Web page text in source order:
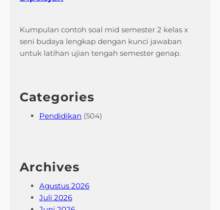
Kumpulan contoh soal mid semester 2 kelas x
seni budaya lengkap dengan kunci jawaban
untuk latihan ujian tengah semester genap.
Categories
Pendidikan (504)
Archives
Agustus 2026
Juli 2026